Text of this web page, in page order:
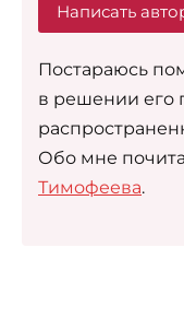
Написать
Постараюсь
в решении его
Обо мне
Тимофеева.